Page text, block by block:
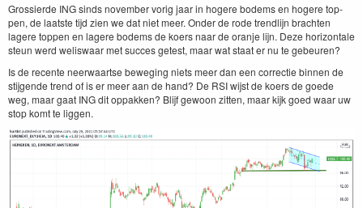
Grossierde INGsinds novem­ber vorig jaar in hogere bodems en hogere top­
pen, de laat­ste tijd zien we dat niet meer. Onder de rode trendli­jn bracht­en
lagere top­pen en lagere bodems de koers naar de oran­je lijn. Deze hor­i­zon­tale
ste­un werd weliswaar met suc­ces getest, maar wat staat er nu te gebeuren?
Is de recente neer­waartse beweg­ing niets meer dan een cor­rec­tie bin­nen de
sti­j­gende trend of is er meer aan de hand? De RSIwijst de koers de goede
weg, maar gaat INGdit oppakken? Bli­jf gewoon zit­ten, maar kijk goed waar uw
stop komt te liggen.